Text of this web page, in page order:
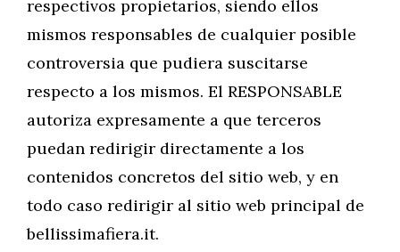
respectivos propietarios, siendo ellos
mismos responsables de cualquier posible
controversia que pudiera suscitarse
respecto a los mismos. El RESPONSABLE
autoriza expresamente a que terceros
puedan redirigir directamente a los
contenidos concretos del sitio web, y en
todo caso redirigir al sitio web principal de
bellissimafiera.it.